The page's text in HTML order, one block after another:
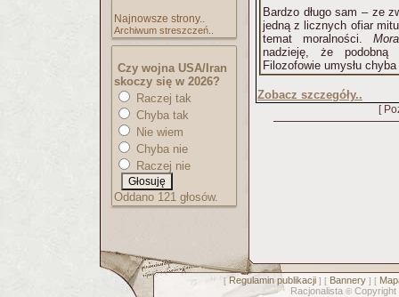
Najnowsze strony..
Archiwum streszczeń..
Czy wojna USA/Iran
skoczy się w 2026?
Raczej tak
Chyba tak
Nie wiem
Chyba nie
Raczej nie
Oddano 121 głosów.
Bardzo długo sam – ze
jedną z licznych ofiar
temat moralności.
nadzieję, że podobną
Filozofowie umysłu
Zobacz szczegóły..
[
[ Regulamin publikacji] [ Bannery] [
Racjonalista © Copyright